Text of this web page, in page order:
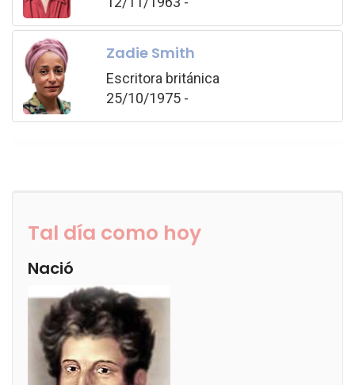
Zadie Smith
Escritora británica
25/10/1975 -
Tal día como hoy
Nació